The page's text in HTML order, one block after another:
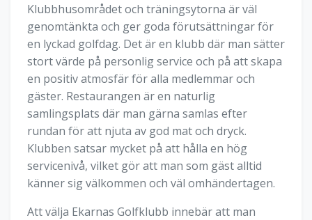
Klubbhusområdet och träningsytorna är väl
genomtänkta och ger goda förutsättningar för
en lyckad golfdag. Det är en klubb där man sätter
stort värde på personlig service och på att skapa
en positiv atmosfär för alla medlemmar och
gäster. Restaurangen är en naturlig
samlingsplats där man gärna samlas efter
rundan för att njuta av god mat och dryck.
Klubben satsar mycket på att hålla en hög
servicenivå, vilket gör att man som gäst alltid
känner sig välkommen och väl omhändertagen.
Att välja Ekarnas Golfklubb innebär att man